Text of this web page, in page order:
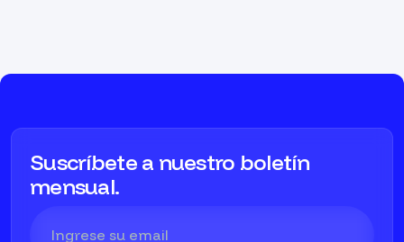
Suscríbete a nuestro boletín
mensual.